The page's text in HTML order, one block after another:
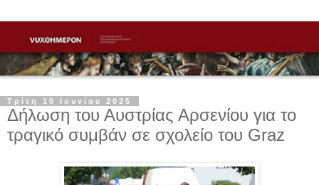
Τρίτη 10 Ιουνίου 2025
Δήλωση του Αυστρίας Αρσενίου για το
τραγικό συμβάν σε σχολείο του Graz